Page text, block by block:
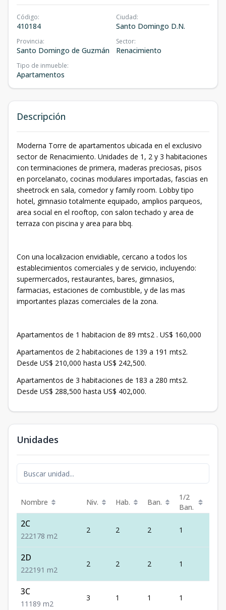
Código:
410184
Ciudad:
Santo Domingo D.N.
Provincia:
Santo Domingo de Guzmán
Sector:
Renacimiento
Tipo de inmueble:
Apartamentos
Descripción
Moderna Torre de apartamentos ubicada en el exclusivo
sector de Renacimiento. Unidades de 1, 2 y 3 habitaciones
con terminaciones de primera, maderas preciosas, pisos
en porcelanato, cocinas modulares importadas, fascias en
sheetrock en sala, comedor y family room. Lobby tipo
hotel, gimnasio totalmente equipado, amplios parqueos,
area social en el rooftop, con salon techado y area de
terraza con piscina y area para bbq.
Con una localizacion envidiable, cercano a todos los
establecimientos comerciales y de servicio, incluyendo:
supermercados, restaurantes, bares, gimnasios,
farmacias, estaciones de combustible, y de las mas
importantes plazas comerciales de la zona.
Apartamentos de 1 habitacion de 89 mts2 . US$ 160,000
Apartamentos de 2 habitaciones de 139 a 191 mts2.
Desde US$ 210,000 hasta US$ 242,500.
Apartamentos de 3 habitaciones de 183 a 280 mts2.
Desde US$ 288,500 hasta US$ 402,000.
Unidades
Nombre Niv. Hab. Ban.
1/2
Ban.
2C
222178 m2
2 2 2 1
2D
222191 m2
2 2 2 1
3C
1 1 1 89 m2
3 1 1 1